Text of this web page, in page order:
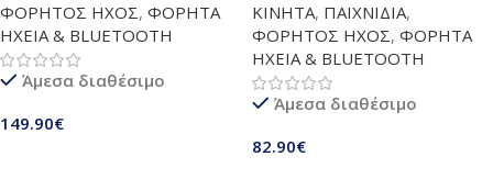
Bluetooth & WiFi | 1080P HD
MP4 Player με
Προεγκατεστημένα Spotify,
Audible & Play Store
ΦΟΡΗΤΟΣ ΗΧΟΣ, ΦΟΡΗΤΑ
ΗΧΕΙΑ & BLUETOOTH
Άμεσα διαθέσιμο
149.90€
Οθόνη Αφής 2,8”, Διπλή
Κάμερα, MP3 Player, Κάρτα SD
32GB – Εκπαιδευτικό Τηλέφωνο
& Ιδανικό Δώρο Γενεθλίων |
Blue
ΚΙΝΗΤΑ, ΠΑΙΧΝΙΔΙΑ,
ΦΟΡΗΤΟΣ ΗΧΟΣ, ΦΟΡΗΤΑ
ΗΧΕΙΑ & BLUETOOTH
Άμεσα διαθέσιμο
82.90€